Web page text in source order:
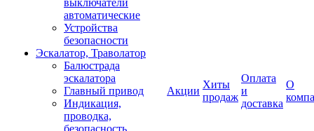
выключатели
автоматические
Устройства
безопасности
Эскалатор, Траволатор
Балюстрада
эскалатора
Главный привод
Индикация,
проводка,
безопасность
Акции
Хиты
продаж
Оплата
и
доставка
О